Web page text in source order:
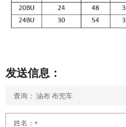
发送信息：